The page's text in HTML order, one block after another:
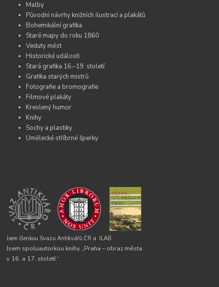
Malby
Původní návrhy knižních ilustrací a plakátů
Bohemikální grafika
Staré mapy do roku 1860
Veduty měst
Historické události
Stará grafika 16.–19. století
Grafika starých mistrů
Fotografie a bromografie
Filmové plakáty
Kreslený humor
Knihy
Sochy a plastiky
Umělecké stříbrné šperky
Jsem členkou Svazu Antikvářů ČR a ILAB.
Jsem spoluautorkou knihy „Praha – obraz města
v 16. a 17. století.“